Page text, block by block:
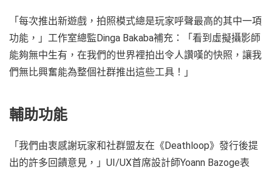
「每次推出新遊戲，拍照模式總是玩家呼聲最高的其中一項
功能，」工作室總監Dinga Bakaba補充：「看到虛擬攝影師
能夠無中生有，在我們的世界裡拍出令人讚嘆的快照，讓我
們無比興奮能為整個社群推出這些工具！」
輔助功能
「我們由衷感謝玩家和社群盟友在《Deathloop》發行後提
出的許多回饋意見，」UI/UX首席設計師Yoann Bazoge表